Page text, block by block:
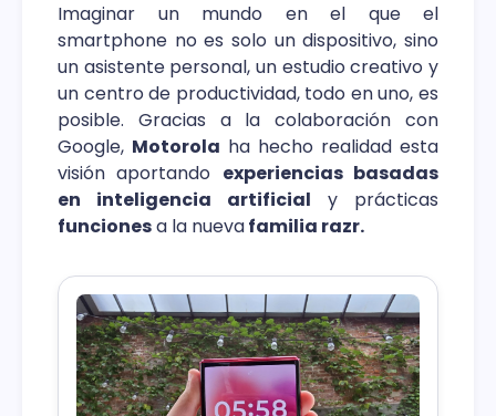
Imaginar un mundo en el que el
smartphone no es solo un dispositivo, sino
un asistente personal, un estudio creativo y
un centro de productividad, todo en uno, es
posible. Gracias a la colaboración con
Google, Motorola ha hecho realidad esta
visión aportando experiencias basadas
en inteligencia artificial y prácticas
funcionesa la nuevafamilia razr.